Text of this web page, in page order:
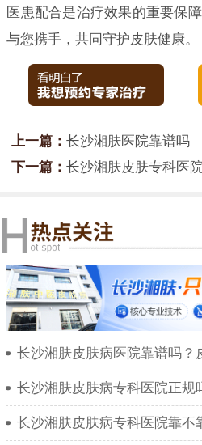
医患配合是治疗效果的重要保
与您携手，共同守护皮肤健康。
上一篇： 长沙湘肤医院靠谱吗
下一篇： 长沙湘肤皮肤专科医
长沙湘肤皮肤病医院靠谱吗？
长沙湘肤皮肤病专科医院正规
长沙湘肤皮肤病专科医院靠不